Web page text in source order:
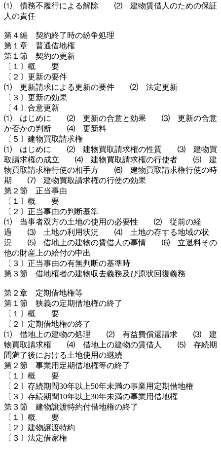
⑴ 債務不履行による解除 ⑵ 建物賃借人のための保証
人の責任
第４編 契約終了時の紛争処理
第１章 普通借地権
第１節 契約の更新
〔１〕概 要
〔２〕更新の要件
⑴ 更新請求による更新の要件 ⑵ 法定更新
〔３〕更新の効果
〔４〕合意更新
⑴ はじめに ⑵ 更新の合意と効果 ⑶ 更新の合意
か否かの判断 ⑷ 更新料
〔５〕建物買取請求権
⑴ はじめに ⑵ 建物買取請求権の性質 ⑶ 建物買
取請求権の成立 ⑷ 建物買取請求権の行使者 ⑸ 建
物買取請求権行使の相手方 ⑹ 建物買取請求権行使の時
期 ⑺ 建物買取請求権の行使の効果
第２節 正当事由
〔１〕概 要
〔２〕正当事由の判断基準
⑴ 当事者双方の土地の使用の必要性 ⑵ 従前の経
過 ⑶ 土地の利用状況 ⑷ 土地の存する地域の状
況 ⑸ 借地上の建物の賃借人の事情 ⑹ 立退料その
他の財産上の給付の申出
〔３〕正当事由の有無判断の基準時
第３節 借地権者の建物収去義務及び原状回復義務
第２章 定期借地権等
第１節 狭義の定期借地権の終了
〔１〕概 要
〔２〕定期借地権の終了
⑴ 借地上の建物の処理 ⑵ 有益費償還請求 ⑶ 建
物買取請求権 ⑷ 借地上の建物の賃借人 ⑸ 存続期
間満了後における土地使用の継続
第２節 事業用定期借地権等の終了
〔１〕概 要
〔２〕存続期間30年以上50年未満の事業用定期借地権
〔３〕存続期間10年以上30年未満の事業用借地権
第３節 建物譲渡特約付借地権の終了
〔１〕概 要
〔２〕建物譲渡特約
〔３〕法定借家権